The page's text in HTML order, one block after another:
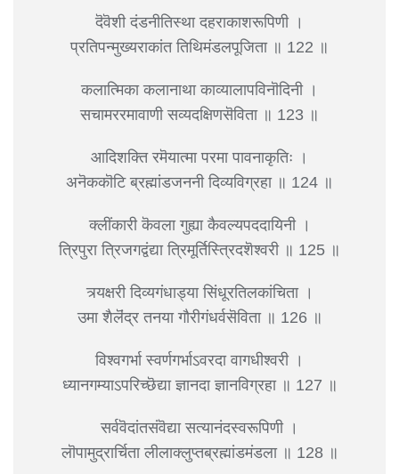
दॆवॆशी दंडनीतिस्था दहराकाशरूपिणी ।
प्रतिपन्मुख्यराकांत तिथिमंडलपूजिता ॥ 122 ॥
कलात्मिका कलानाथा काव्यालापविनॊदिनी ।
सचामररमावाणी सव्यदक्षिणसॆविता ॥ 123 ॥
आदिशक्ति रमॆयात्मा परमा पावनाकृतिः ।
अनॆककॊटि ब्रह्मांडजननी दिव्यविग्रहा ॥ 124 ॥
क्लींकारी कॆवला गुह्या कैवल्यपददायिनी ।
त्रिपुरा त्रिजगद्वंद्या त्रिमूर्तिस्त्रिदशॆश्वरी ॥ 125 ॥
त्र्यक्षरी दिव्यगंधाड्या सिंधूरतिलकांचिता ।
उमा शैलॆंद्र तनया गौरीगंधर्वसॆविता ॥ 126 ॥
विश्वगर्भा स्वर्णगर्भाऽवरदा वागधीश्वरी ।
ध्यानगम्याऽपरिच्छॆद्या ज्ञानदा ज्ञानविग्रहा ॥ 127 ॥
सर्ववॆदांतसंवॆद्या सत्यानंदस्वरूपिणी ।
लॊपामुद्रार्चिता लीलाक्लुप्तब्रह्मांडमंडला ॥ 128 ॥